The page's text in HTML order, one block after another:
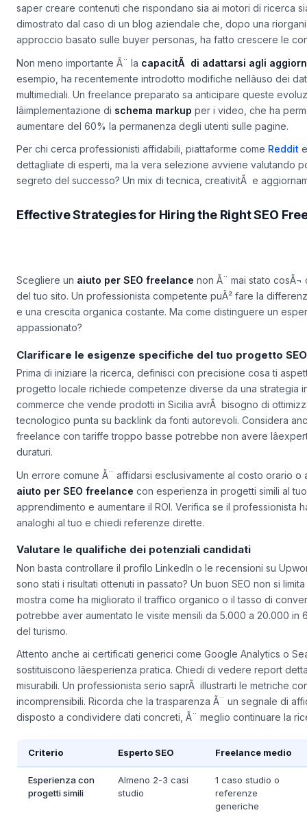
saper creare contenuti che rispondano sia ai motori di ricerca
dimostrato dal caso di un blog aziendale che, dopo una
approccio basato sulle buyer personas, ha fatto crescere le
Non meno importante Ã¨ la capacitÃ di adattarsi agli
esempio, ha recentemente introdotto modifiche nellâuso dei
multimediali. Un freelance preparato sa anticipare queste
lâimplementazione di schema markup per i video, che ha
aumentare del 60% la permanenza degli utenti sulle pagine.
Per chi cerca professionisti affidabili, piattaforme come Reddit
dettagliate di esperti, ma la vera selezione avviene valutando
segreto del successo? Un mix di tecnica, creativitÃ e
Effective Strategies for Hiring the Right SEO
Scegliere unaiuto per SEO freelancenon Ã¨ mai stato
del tuo sito. Un professionista competente puÃ² fare la
e una crescita organica costante. Ma come distinguere un
Clarificare le esigenze specifiche del tuo progetto SEO
Prima di iniziare la ricerca, definisci con precisione cosa ti
progetto locale richiede competenze diverse da una strategia
commerce che vende prodotti in Sicilia avrÃ bisogno di
tecnologico punta su backlink da fonti autorevoli. Considera
freelance con tariffe troppo basse potrebbe non avere
Un errore comune Ã¨ affidarsi esclusivamente al costo orario o
aiuto per SEO freelancecon esperienza in progetti simili al
apprendimento e aumentare il ROI. Verifica se il professionista
Valutare le qualifiche dei potenziali candidati
Non basta controllare il profilo LinkedIn o le recensioni su
sono stati i risultati ottenuti in passato? Un buon SEO non si
mostra come ha migliorato il traffico organico o il tasso di
potrebbe aver aumentato le visite mensili da 5.000 a 20.000 in
del turismo.
Attento anche ai certificati generici come Google Analytics o
sostituiscono lâesperienza pratica. Chiedi di vedere report
misurabili. Un professionista serio saprÃ illustrarti le metriche
incomprensibili. Ricorda che la trasparenza Ã¨ un segnale di
Criterio Esperto SEO Freelance medio
Esperienza con
Almeno 2-3 casi
1 caso studio o
referenze